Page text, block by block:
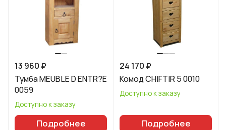
13 960 ₽
Тумба MEUBLE D ENTR?E
0059
Доступно к заказу
Подробнее
24 170 ₽
Комод CHIFTIR 5 0010
Доступно к заказу
Подробнее